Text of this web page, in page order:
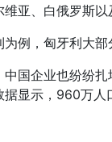
维亚、白俄罗斯
，匈牙利大部
企业也纷纷扎
据显示，960万